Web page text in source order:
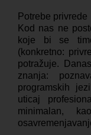
Potrebe privrede
Kod nas ne
koje bi se
(konkretno:
potražuje.
znanja:
programskih
uticaj
minimalan,